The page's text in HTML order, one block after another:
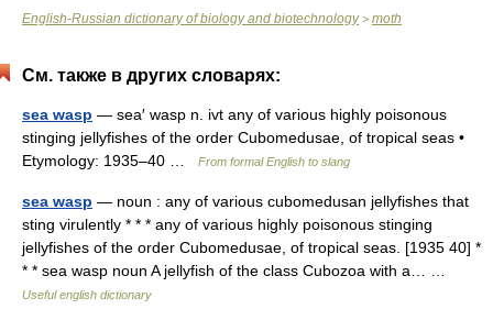
English-Russian dictionary of biology and biotechnology> moth
См. также в других словарях:
sea wasp — sea′ wasp n. ivt any of various highly poisonous
stinging jellyfishes of the order Cubomedusae, of tropical seas •
Etymology: 1935–40 …
From formal English to slang
sea wasp — noun : any of various cubomedusan jellyfishes that
sting virulently * * * any of various highly poisonous stinging
jellyfishes of the order Cubomedusae, of tropical seas. [1935 40] *
* * sea wasp noun A jellyfish of the class Cubozoa with a… …
Useful english dictionary